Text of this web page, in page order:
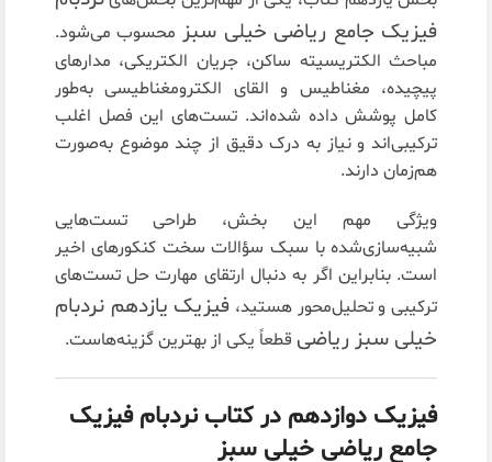
فیزیک جامع ریاضی خیلی سبز محسوب می‌شود.
مباحث الکتریسیته ساکن، جریان الکتریکی، مدارهای
پیچیده، مغناطیس و القای الکترومغناطیسی به‌طور
کامل پوشش داده شده‌اند. تست‌های این فصل اغلب
ترکیبی‌اند و نیاز به درک دقیق از چند موضوع به‌صورت
هم‌زمان دارند.
ویژگی مهم این بخش، طراحی تست‌هایی
شبیه‌سازی‌شده با سبک سؤالات سخت کنکورهای اخیر
است. بنابراین اگر به دنبال ارتقای مهارت حل تست‌های
ترکیبی و تحلیل‌محور هستید، فیزیک یازدهم نردبام
خیلی سبز ریاضی قطعاً یکی از بهترین گزینه‌هاست.
فیزیک دوازدهم در کتاب نردبام فیزیک
جامع ریاضی خیلی سبز